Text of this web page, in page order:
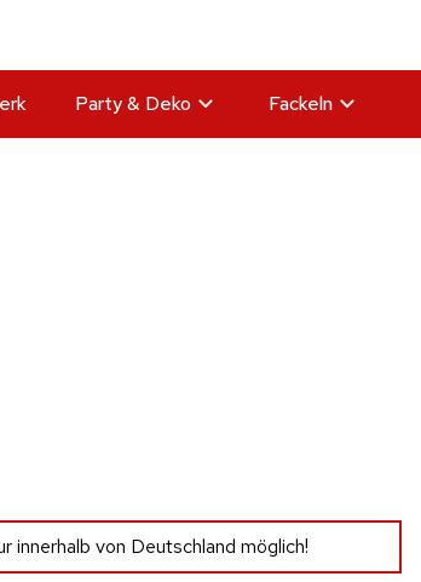
Party & Deko Fackeln
innerhalb von Deutschland möglich!